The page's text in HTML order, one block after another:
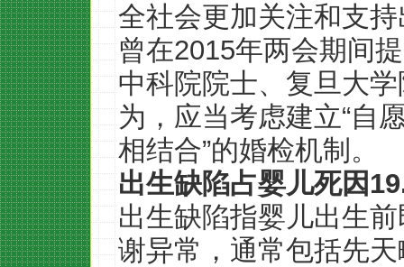
全社会更加关注和支
曾在2015年两会期间
中科院院士、复旦大
为，应当考虑建立“自
相结合”的婚检机制。
出生缺陷占婴儿死因
出生缺陷指婴儿出生
谢异常，通常包括先